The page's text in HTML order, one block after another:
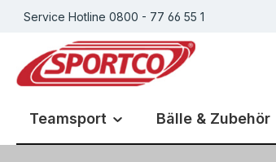
Hauptinhalt springen
Zur Suche springen
Zur Hauptnavigation springen
Service Hotline 0800 - 77 66 55 1
Teamsport Bälle & Zubehör